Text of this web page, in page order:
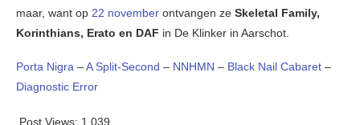
maar, want op 22 november ontvangen ze Skeletal Family,
Korinthians, Erato en DAF in De Klinker in Aarschot.
Porta Nigra –A Split-Second – NNHMN – Black Nail Cabaret –
Diagnostic Error
Post Views: 1.039